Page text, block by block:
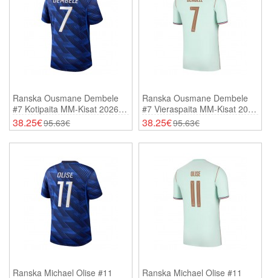
Ranska Ousmane Dembele
#7 Kotipaita MM-Kisat 2026
Lyhythihainen
38.25€95.63€
Ranska Ousmane Dembele
#7 Vieraspaita MM-Kisat 2026
Lyhythihainen
38.25€95.63€
Ranska Michael Olise #11
Ranska Michael Olise #11